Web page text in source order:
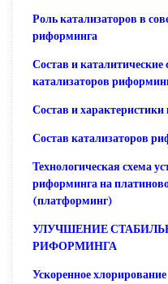
Роль катализаторов в
риформинга
Состав и
катализаторов
Состав и
Состав катализаторов
Технологическая схема
риформинга на
(платформинг)
УЛУЧШЕНИЕ
РИФОРМИНГА
Ускоренное